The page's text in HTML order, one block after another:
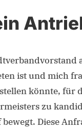
ist und mich
könnte, für
zu
Diese